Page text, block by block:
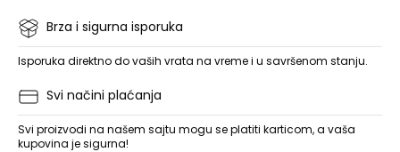
Brza i sigurna isporuka
Isporuka direktno do vaših vrata na vreme i u savršenom stanju.
Svi načini plaćanja
Svi proizvodi na našem sajtu mogu se platiti karticom, a vaša
kupovina je sigurna!